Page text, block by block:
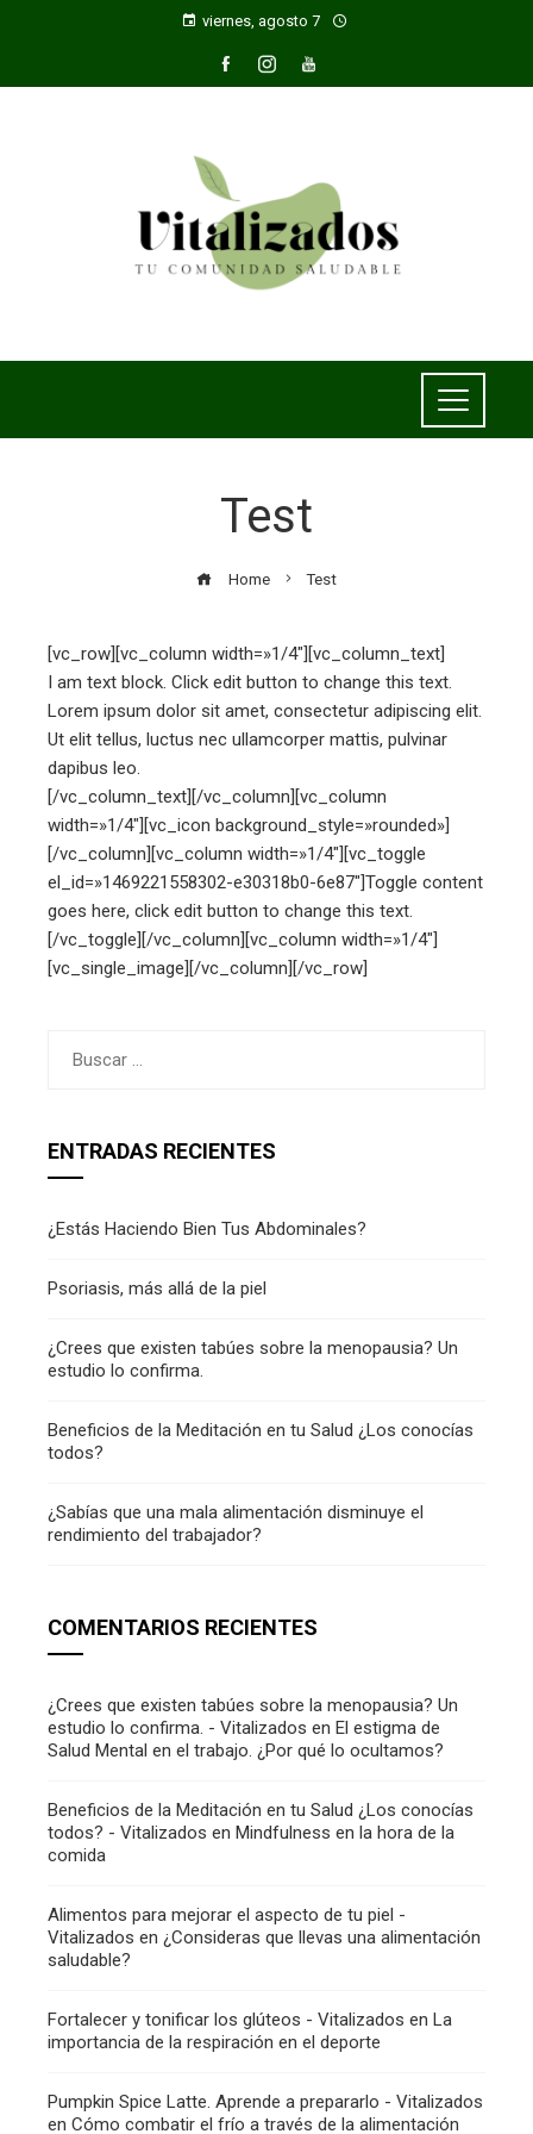
viernes, agosto 7
Test
Home Test
[vc_row][vc_column width=»1/4″][vc_column_text]
I am text block. Click edit button to change this text.
Lorem ipsum dolor sit amet, consectetur adipiscing elit.
Ut elit tellus, luctus nec ullamcorper mattis, pulvinar
dapibus leo.
[/vc_column_text][/vc_column][vc_column
width=»1/4″][vc_icon background_style=»rounded»]
[/vc_column][vc_column width=»1/4″][vc_toggle
el_id=»1469221558302-e30318b0-6e87″]Toggle content
goes here, click edit button to change this text.
[/vc_toggle][/vc_column][vc_column width=»1/4″]
[vc_single_image][/vc_column][/vc_row]
ENTRADAS RECIENTES
¿Estás Haciendo Bien Tus Abdominales?
Psoriasis, más allá de la piel
¿Crees que existen tabúes sobre la menopausia? Un
estudio lo confirma.
Beneficios de la Meditación en tu Salud ¿Los conocías
todos?
¿Sabías que una mala alimentación disminuye el
rendimiento del trabajador?
COMENTARIOS RECIENTES
¿Crees que existen tabúes sobre la menopausia? Un
estudio lo confirma. - Vitalizados en El estigma de
Salud Mental en el trabajo. ¿Por qué lo ocultamos?
Beneficios de la Meditación en tu Salud ¿Los conocías
todos? - Vitalizados en Mindfulness en la hora de la
comida
Alimentos para mejorar el aspecto de tu piel -
Vitalizados en ¿Consideras que llevas una alimentación
saludable?
Fortalecer y tonificar los glúteos - Vitalizados en La
importancia de la respiración en el deporte
Pumpkin Spice Latte. Aprende a prepararlo - Vitalizados
en Cómo combatir el frío a través de la alimentación